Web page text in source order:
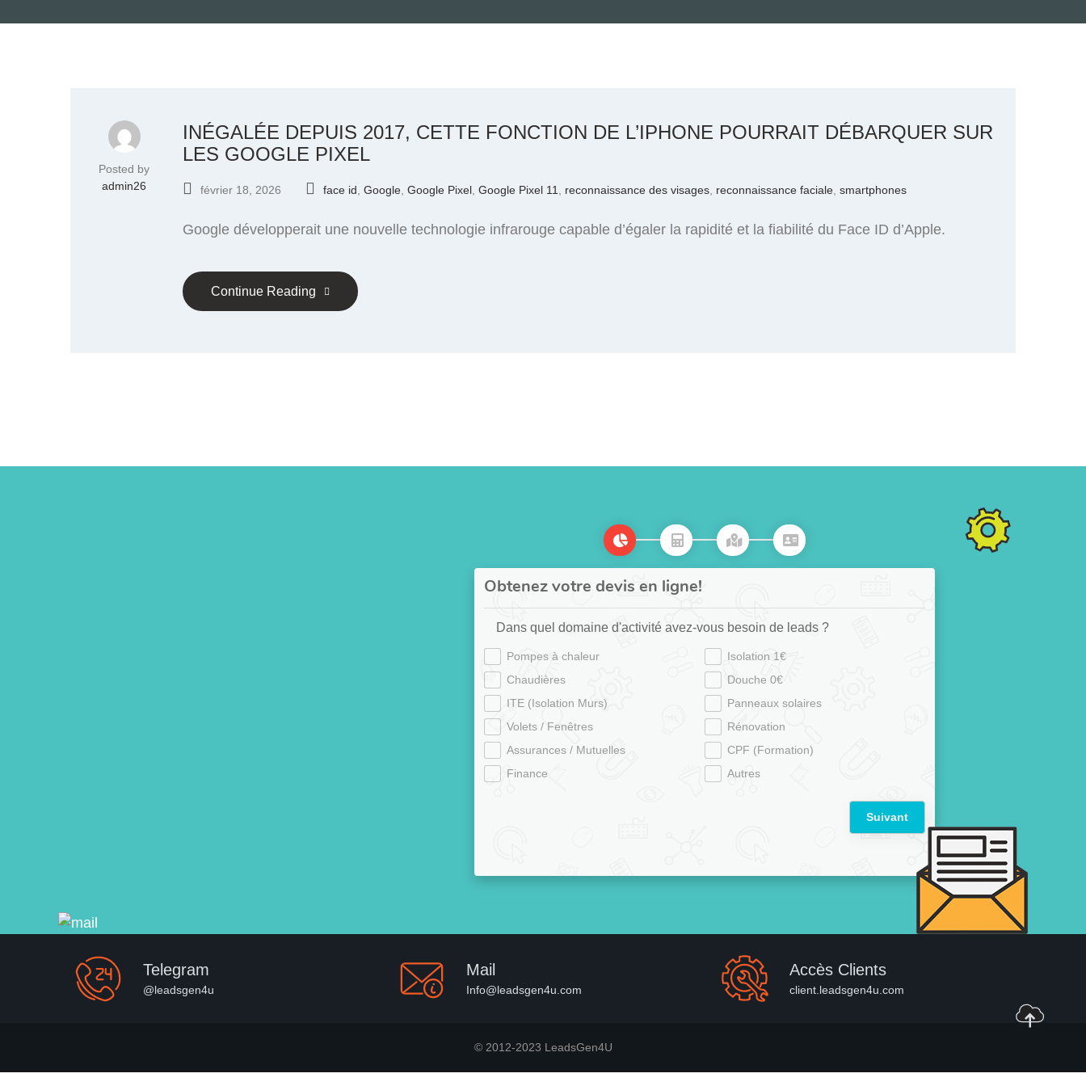
Posted by
admin26
INÉGALÉE DEPUIS 2017, CETTE FONCTION DE L’IPHONE POURRAIT DÉBARQUER SUR
LES GOOGLE PIXEL
février 18, 2026 face id Google Google Pixel Google Pixel 11 reconnaissance des visages reconnaissance faciale smartphones
Google développerait une nouvelle technologie infrarouge capable d’égaler la rapidité et la fiabilité du Face ID d’Apple.
Continue Reading
Obtenez votre devis en ligne!
Dans quel domaine d'activité avez-vous besoin de leads ?
Pompes à chaleur
Isolation 1€
Chaudières
Douche 0€
ITE (Isolation Murs)
Panneaux solaires
Volets / Fenêtres
Rénovation
Assurances / Mutuelles
CPF (Formation)
Finance
Autres
Suivant
Telegram
@leadsgen4u
Mail
Info@leadsgen4u.com
Accès Clients
client.leadsgen4u.com
© 2012-2023 LeadsGen4U